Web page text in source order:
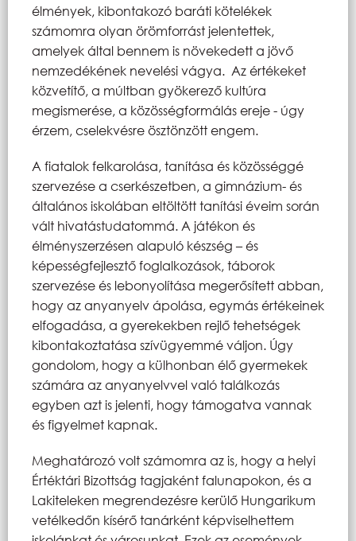
élmények, kibontakozó baráti kötelékek
számomra olyan örömforrást jelentettek,
amelyek által bennem is növekedett a jövő
nemzedékének nevelési vágya. Az értékeket
közvetítő, a múltban gyökerező kultúra
megismerése, a közösségformálás ereje - úgy
érzem, cselekvésre ösztönzött engem.
A fiatalok felkarolása, tanítása és közösséggé
szervezése a cserkészetben, a gimnázium- és
általános iskolában eltöltött tanítási éveim során
vált hivatástudatommá. A játékon és
élményszerzésen alapuló készség – és
képességfejlesztő foglalkozások, táborok
szervezése és lebonyolítása megerősített abban,
hogy az anyanyelv ápolása, egymás értékeinek
elfogadása, a gyerekekben rejlő tehetségek
kibontakoztatása szívügyemmé váljon. Úgy
gondolom, hogy a külhonban élő gyermekek
számára az anyanyelvvel való találkozás
egyben azt is jelenti, hogy támogatva vannak
és figyelmet kapnak.
Meghatározó volt számomra az is, hogy a helyi
Értéktári Bizottság tagjaként falunapokon, és a
Lakiteleken megrendezésre kerülő Hungarikum
vetélkedőn kísérő tanárként képviselhettem